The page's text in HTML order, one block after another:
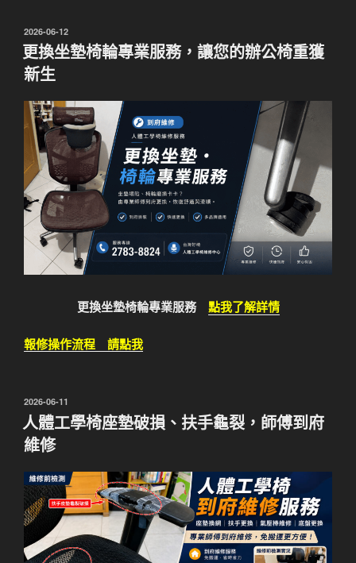
發
佈
於
2026-06-12
更換坐墊椅輪專業服務，讓您的辦公椅重獲
新生
更換坐墊椅輪專業服務 點我了解詳情
報修操作流程 請點我
發
佈
於
2026-06-11
人體工學椅座墊破損、扶手龜裂，師傅到府
維修